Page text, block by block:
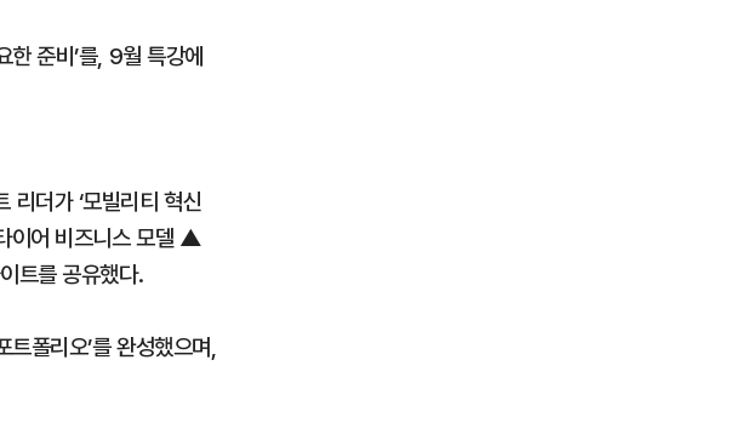
한 준비’를, 9월 특강에
더가 ‘모빌리티 혁신
이어 비즈니스 모델 ▲
트를 공유했다.
트폴리오’를 완성했으며,